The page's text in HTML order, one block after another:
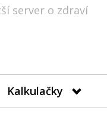
server o zdraví
Kalkulačky